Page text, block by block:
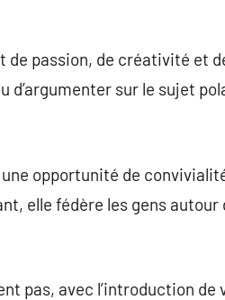
de passion, de créativité et
d’argumenter sur le sujet
opportunité de
elle fédère les gens autour
pas, avec l’introduction